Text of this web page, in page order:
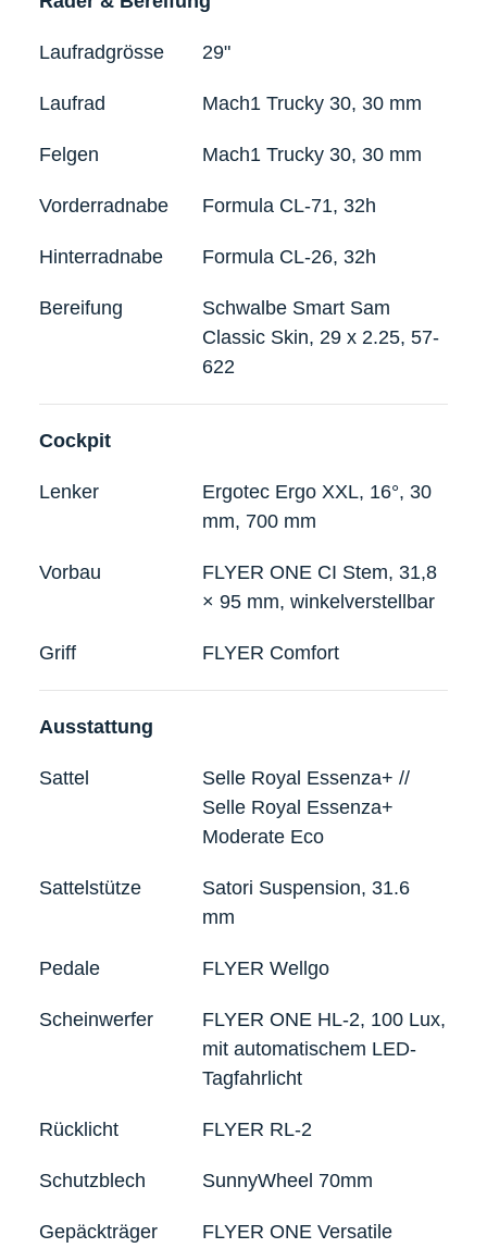
Laufradgrösse 29"
Laufrad Mach1 Trucky 30, 30 mm
Felgen Mach1 Trucky 30, 30 mm
Vorderradnabe Formula CL-71, 32h
Hinterradnabe Formula CL-26, 32h
Bereifung
Schwalbe Smart Sam
Classic Skin, 29 x 2.25, 57-
622
Cockpit
Lenker
Ergotec Ergo XXL, 16°, 30
mm, 700 mm
Vorbau
FLYER ONE CI Stem, 31,8
× 95 mm, winkelverstellbar
Griff FLYER Comfort
Ausstattung
Sattel
Selle Royal Essenza+ //
Selle Royal Essenza+
Moderate Eco
Sattelstütze
Satori Suspension, 31.6
mm
Pedale FLYER Wellgo
Scheinwerfer
FLYER ONE HL-2, 100 Lux,
mit automatischem LED-
Tagfahrlicht
Rücklicht FLYER RL-2
Schutzblech SunnyWheel 70mm
Gepäckträger
FLYER ONE Versatile